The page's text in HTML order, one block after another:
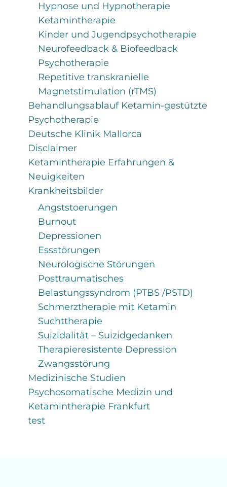
Hypnose und Hypnotherapie
Ketamintherapie
Kinder und Jugendpsychotherapie
Neurofeedback & Biofeedback
Psychotherapie
Repetitive transkranielle
Magnetstimulation (rTMS)
Behandlungsablauf Ketamin-gestützte
Psychotherapie
Deutsche Klinik Mallorca
Disclaimer
Ketamintherapie Erfahrungen &
Neuigkeiten
Krankheitsbilder
Angststoerungen
Burnout
Depressionen
Essstörungen
Neurologische Störungen
Posttraumatisches
Belastungssyndrom (PTBS /PSTD)
Schmerztherapie mit Ketamin
Suchttherapie
Suizidalität – Suizidgedanken
Therapieresistente Depression
Zwangsstörung
Medizinische Studien
Psychosomatische Medizin und
Ketamintherapie Frankfurt
test